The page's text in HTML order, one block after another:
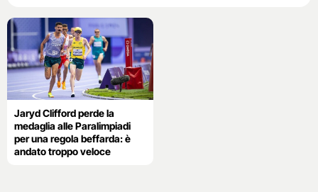
Jaryd Clifford perde la
medaglia alle Paralimpiadi
per una regola beffarda: è
andato troppo veloce